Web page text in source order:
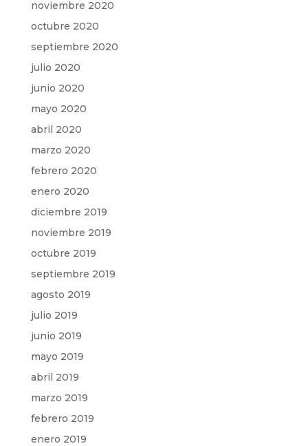
noviembre 2020
octubre 2020
septiembre 2020
julio 2020
junio 2020
mayo 2020
abril 2020
marzo 2020
febrero 2020
enero 2020
diciembre 2019
noviembre 2019
octubre 2019
septiembre 2019
agosto 2019
julio 2019
junio 2019
mayo 2019
abril 2019
marzo 2019
febrero 2019
enero 2019